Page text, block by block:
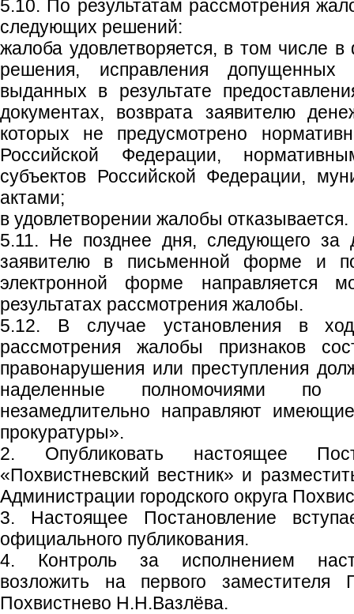
5.10. По результатам рассмотрения
следующих решений:
жалоба удовлетворяется, в том числе
решения, исправления
выданных в результате
документах, возврата заявителю
которых не предусмотрено
Российской Федерации,
субъектов Российской Федерации,
актами;
в удовлетворении жалобы отказывается.
5.11. Не позднее дня, следующего за
заявителю в письменной форме и
электронной форме направляется
результатах рассмотрения жалобы.
5.12. В случае установления в
рассмотрения жалобы признаков
правонарушения или преступления
наделенные полномочиями по
незамедлительно направляют
прокуратуры».
2. Опубликовать настоящее
«Похвистневский вестник» и
Администрации городского округа
3. Настоящее Постановление
официального публикования.
4. Контроль за исполнением
возложить на первого заместителя
Похвистнево Н.Н.Вазлёва.